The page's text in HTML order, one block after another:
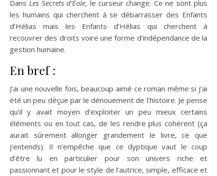
DansLes Secrets d’Éole, le curseur change. Ce ne sont plus
les humains qui cherchent à se débarrasser des Enfants
d’Hélias mais les Enfants d’Hélias qui cherchent à
recouvrer des droits voire une forme d’indépendance de la
gestion humaine.
En bref :
J’ai une nouvelle fois, beaucoup aimé ce roman même si j’ai
été un peu déçue par le dénouement de l’histoire. Je pense
qu’il y avait moyen d’exploiter un peu mieux certains
éléments ou en tout cas, de les rendre plus cohérent (ça
aurait sûrement allonger grandement le livre, ce que
j’entends). Il n’empêche que ce dyptique vaut le coup
d’être lu en particulier pour son univers riche et
passionnant et pour le style de l’autrice, simple, efficace et